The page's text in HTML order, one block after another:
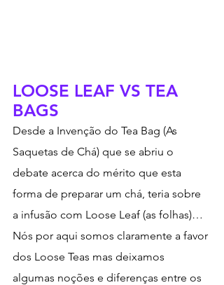
LOOSE LEAF VS TEA
BAGS
Desde a Invenção do Tea Bag (As
Saquetas de Chá) que se abriu o
debate acerca do mérito que esta
forma de preparar um chá, teria sobre
a infusão com Loose Leaf (as folhas)…
Nós por aqui somos claramente a favor
dos Loose Teas mas deixamos
algumas noções e diferenças entre os